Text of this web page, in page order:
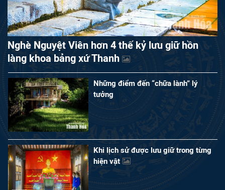
Nghè Nguyệt Viên hơn 4 thế kỷ lưu giữ hồn
làng khoa bảng xứ Thanh
Những điểm đến “chữa lành” lý
tưởng
Khi lịch sử được lưu giữ trong từng
hiện vật